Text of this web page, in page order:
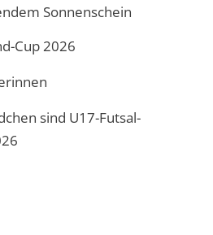
Sonnenschein
Cup 2026
sind U17-Futsal-